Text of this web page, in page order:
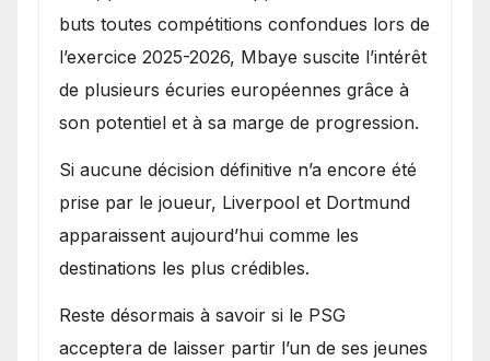
buts toutes compétitions confondues lors de
l’exercice 2025-2026, Mbaye suscite l’intérêt
de plusieurs écuries européennes grâce à
son potentiel et à sa marge de progression.
Si aucune décision définitive n’a encore été
prise par le joueur, Liverpool et Dortmund
apparaissent aujourd’hui comme les
destinations les plus crédibles.
Reste désormais à savoir si le PSG
acceptera de laisser partir l’un de ses jeunes